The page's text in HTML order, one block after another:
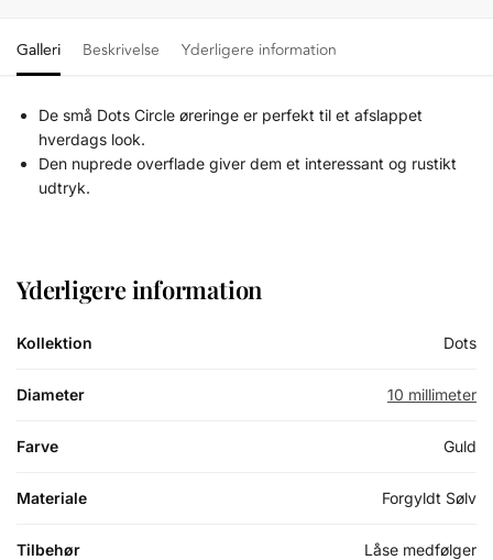
Galleri Beskrivelse Yderligere information
De små Dots Circle øreringe er perfekt til et afslappet
hverdags look.
Den nuprede overflade giver dem et interessant og rustikt
udtryk.
Yderligere information
Kollektion Dots
Diameter 10 millimeter
Farve Guld
Materiale Forgyldt Sølv
Tilbehør Låse medfølger